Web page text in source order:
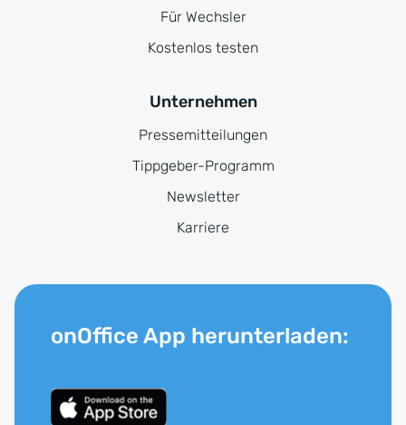
Für Wechsler
Kostenlos testen
Unternehmen
Pressemitteilungen
Tippgeber-Programm
Newsletter
Karriere
onOffice App herunterladen: